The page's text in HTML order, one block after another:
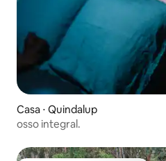
Casa ⋅ Quindalup
osso integral.